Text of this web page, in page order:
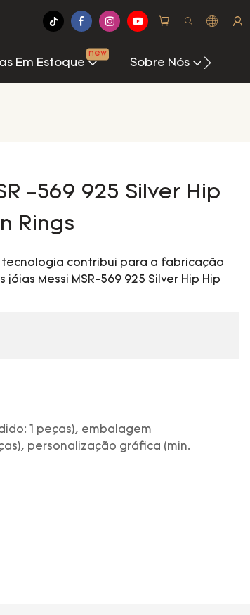
Em Estoque
new
Sobre Nós
-569 925 Silver Hip
Rings
contribui para a fabricação
Messi MSR-569 925 Silver Hip Hip
1 peças), embalagem
personalização gráfica (min.